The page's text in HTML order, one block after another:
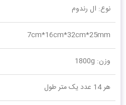
نوع: ال رندوم
7cm*16cm*32cm*25mm
وزن: 1800g
هر 14 عدد یک متر طول